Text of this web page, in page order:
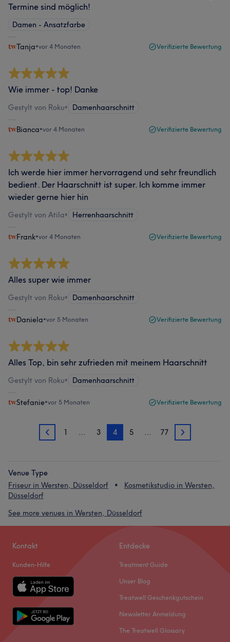
Termine sind möglich!
Damen - Ansatzfarbe
Tanja•vor 4 Monaten Verifizierte Bewertung
Wie immer - top! Danke
Gestylt von Roku• Damenhaarschnitt
Bianca•vor 4 Monaten Verifizierte Bewertung
Ich werde hier immer hervorragend und sehr freundlich
bedient. Der Haarschnitt ist super. Ich komme immer
wieder gerne hier hin
Gestylt von Atila• Herrenhaarschnitt
Frank•vor 4 Monaten Verifizierte Bewertung
Alles super wie immer
Gestylt von Roku• Damenhaarschnitt
Daniela•vor 5 Monaten Verifizierte Bewertung
Alles Top, bin sehr zufrieden mit meinem Haarschnitt
Gestylt von Roku• Damenhaarschnitt
Stefanie•vor 5 Monaten Verifizierte Bewertung
3 1 … 3 4 5 … 77 5
Venue Type
Friseur in Wersten, Düsseldorf
Kosmetikstudio in Wersten,
Düsseldorf
See more venues in Wersten, Düsseldorf
Kontakt
Kunden-Hilfe
Entdecke
Treatment Guide
Unser Blog
Treatwell Geschenkgutschein
Newsletter Anmeldung
The Treatwell Glossary